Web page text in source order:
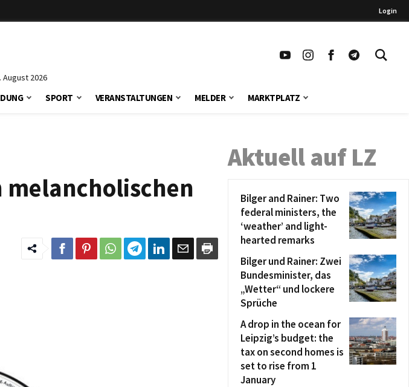
Login
August 2026
SPORT VERANSTALTUNGEN MELDER MARKTPLATZ
melancholischen
Aktuell auf LZ
Bilger and Rainer: Two
federal ministers, the
‘weather’ and light-
hearted remarks
Bilger und Rainer: Zwei
Bundesminister, das
„Wetter“ und lockere
Sprüche
A drop in the ocean for
Leipzig’s budget: the
tax on second homes is
set to rise from 1
January